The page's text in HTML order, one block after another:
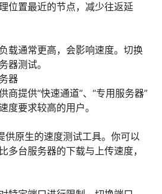
位置最近的节点，减少往返延
载通常更高，会影响速度。切换
器测试。
器
商提供“快速通道”、“专用服务器”
度要求较高的用户。
供原生的速度测试工具。你可以
多台服务器的下载与上传速度，